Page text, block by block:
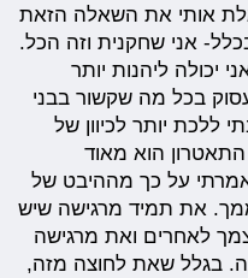
אותי את השאלה הזאת
אני שחקנית וזה הכל.
יכולה ליהנות יותר
בכל מה שקשור בבני
ללכת יותר לכיוון של
התאטרון הוא מאוד
על כך מההיבט של
את תמיד מרגישה שיש
לאחרים ואת מרגישה
בגלל שאת לחוצה מזה,